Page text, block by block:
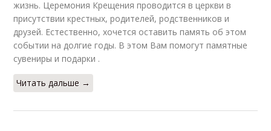
жизнь. Церемония Крещения проводится в церкви в
присутствии крестных, родителей, родственников и
друзей. Естественно, хочется оставить память об этом
событии на долгие годы. В этом Вам помогут памятные
сувениры и подарки .
Читать дальше →